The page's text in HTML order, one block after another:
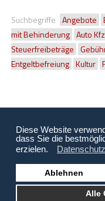
Diese Website
dass Sie die
erzielen.
Datenschutz
Ablehnen
Alle
Suchbegriffe Angebote
mit Behinderung Auto
Steuerfreibeträge
Entgeltbefreiung Kultur
Copyright © 2026